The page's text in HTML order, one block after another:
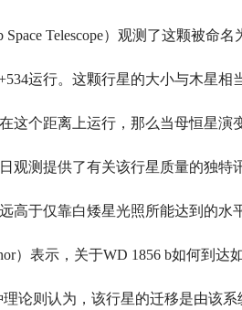
Telescope）观测了这颗被命名
运行。这颗行星的大小与木星相
这个距离上运行，那么当母恒星演
观测提供了有关该行星质量的独
高于仅靠白矮星光照所能达到的水
）表示，关于WD 1856 b如何到达
论则认为，该行星的迁移是由该系